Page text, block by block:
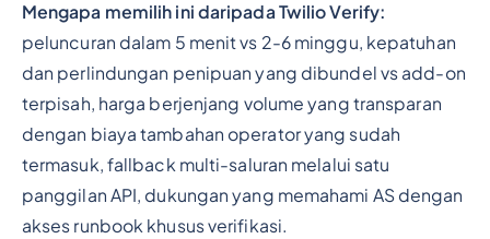
Mengapa memilih ini daripada Twilio Verify:
peluncuran dalam 5 menit vs 2-6 minggu, kepatuhan
dan perlindungan penipuan yang dibundel vs add-on
terpisah, harga berjenjang volume yang transparan
dengan biaya tambahan operator yang sudah
termasuk, fallback multi-saluran melalui satu
panggilan API, dukungan yang memahami AS dengan
akses runbook khusus verifikasi.